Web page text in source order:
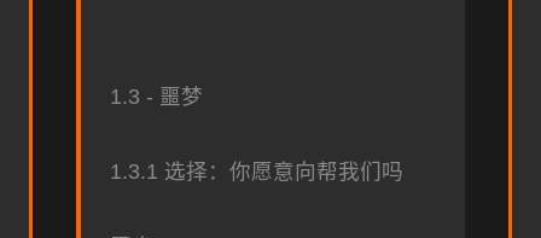
1.3 - 噩梦
1.3.1 选择：你愿意向帮我们吗